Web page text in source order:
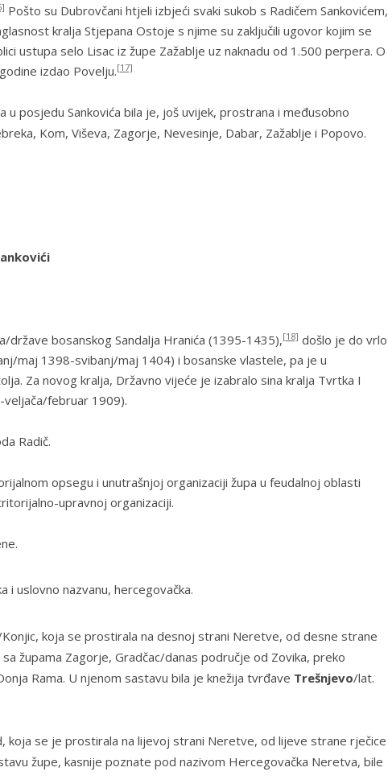
Pošto su Dubrovčani htjeli izbjeći svaki sukob s Radičem Sankovićem,
kralja Stjepana Ostoje s njime su zaključili ugovor kojim se
ustupa selo Lisac iz župe Zažablje uz naknadu od 1.500 perpera. O
izdao Povelju.[17]
u posjedu Sankovića bila je, još uvijek, prostrana i međusobno
Kom, Viševa, Zagorje, Nevesinje, Dabar, Zažablje i Popovo.
bosanskog Sandalja Hranića (1395-1435),[18] došlo je do vrlo
maj 1398-svibanj/maj 1404) i bosanske vlastele, pa je u
Za novog kralja, Državno vijeće je izabralo sina kralja Tvrtka I
februar 1909).
Radič.
opsegu i unutrašnjoj organizaciji župa u feudalnoj oblasti
upravnoj organizaciji.
i uslovno nazvanu, hercegovačka.
koja se prostirala na desnoj strani Neretve, od desne strane
župama Zagorje, Gradčac/danas područje od Zovika, preko
Rama. U njenom sastavu bila je knežija tvrđave Trešnjevo/lat.
koja se je prostirala na lijevoj strani Neretve, od lijeve strane rječice
župe, kasnije poznate pod nazivom Hercegovačka Neretva, bile